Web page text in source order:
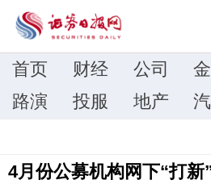
首页 财经 公司
路演
投服 地产
4月份公募机构网下“打新